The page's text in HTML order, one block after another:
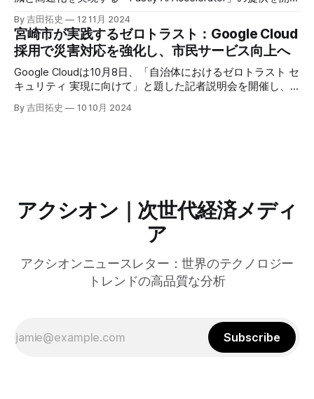
した。キップ・コンプトン最高プロダクト責任者（CPO）
は、類似した質問への応答を再利用し、効率的な処理を可能
にすると説明した。さらに、コンプトンは、エッジコンピュ
ーティングの利点を活かしたパーソナライズや、エッジにお
けるGPUの経済性、セキュリティへの取り組みなど、Fastly
のAI戦略について語った。
By 吉田拓史 12 11月 2024
宮崎市が実践するゼロトラスト：Google Cloud
採用で災害対応を強化し、市民サービス向上へ
Google Cloudは10月8日、「自治体におけるゼロトラスト セ
キュリティ 実現に向けて」と題した記者説明会を開催し、
自治体向けにゼロトラストセキュリティ導入を支援するプロ
グラムを発表した。宮崎市の事例では、Google Workspace
By 吉田拓史 10 10月 2024
アクシオン｜次世代経済メディ
ア
アクシオンニュースレター：世界のテクノロジー
トレンドの高品質な分析
Subscribe